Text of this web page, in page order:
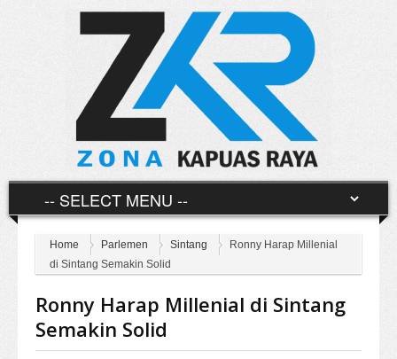
Home Parlemen Sintang
Ronny Harap Millenial
di Sintang Semakin Solid
Ronny Harap Millenial di Sintang
Semakin Solid